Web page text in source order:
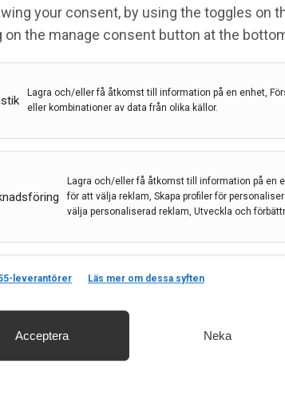
your consent, by using the toggles on
on the manage consent button at the
Lagra och/eller få åtkomst till information på en enhet,
eller kombinationer av data från olika källor.
Lagra och/eller få åtkomst till information på en
för att välja reklam, Skapa profiler för
välja personaliserad reklam, Utveckla och
Matchar och kombinerar data från andra datakällor,
leverantörer Läs mer om dessa syften
Acceptera Neka
Neurologi i Sverige
Vill du ha ett
gått, eller få